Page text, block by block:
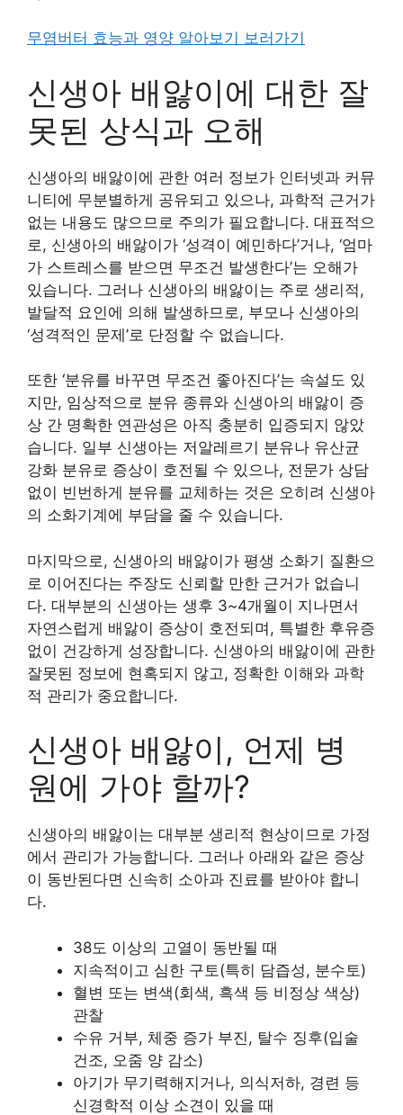
무염버터 효능과 영양 알아보기 보러가기
신생아 배앓이에 대한 잘
못된 상식과 오해
신생아의 배앓이에 관한 여러 정보가 인터넷과 커뮤
니티에 무분별하게 공유되고 있으나, 과학적 근거가
없는 내용도 많으므로 주의가 필요합니다. 대표적으
로, 신생아의 배앓이가 ‘성격이 예민하다’거나, ‘엄마
가 스트레스를 받으면 무조건 발생한다’는 오해가
있습니다. 그러나 신생아의 배앓이는 주로 생리적,
발달적 요인에 의해 발생하므로, 부모나 신생아의
‘성격적인 문제’로 단정할 수 없습니다.
또한 ‘분유를 바꾸면 무조건 좋아진다’는 속설도 있
지만, 임상적으로 분유 종류와 신생아의 배앓이 증
상 간 명확한 연관성은 아직 충분히 입증되지 않았
습니다. 일부 신생아는 저알레르기 분유나 유산균
강화 분유로 증상이 호전될 수 있으나, 전문가 상담
없이 빈번하게 분유를 교체하는 것은 오히려 신생아
의 소화기계에 부담을 줄 수 있습니다.
마지막으로, 신생아의 배앓이가 평생 소화기 질환으
로 이어진다는 주장도 신뢰할 만한 근거가 없습니
다. 대부분의 신생아는 생후 3~4개월이 지나면서
자연스럽게 배앓이 증상이 호전되며, 특별한 후유증
없이 건강하게 성장합니다. 신생아의 배앓이에 관한
잘못된 정보에 현혹되지 않고, 정확한 이해와 과학
적 관리가 중요합니다.
신생아 배앓이, 언제 병
원에 가야 할까?
신생아의 배앓이는 대부분 생리적 현상이므로 가정
에서 관리가 가능합니다. 그러나 아래와 같은 증상
이 동반된다면 신속히 소아과 진료를 받아야 합니
다.
38도 이상의 고열이 동반될 때
지속적이고 심한 구토(특히 담즙성, 분수토)
혈변 또는 변색(회색, 흑색 등 비정상 색상)
관찰
수유 거부, 체중 증가 부진, 탈수 징후(입술
건조, 오줌 양 감소)
아기가 무기력해지거나, 의식저하, 경련 등
신경학적 이상 소견이 있을 때